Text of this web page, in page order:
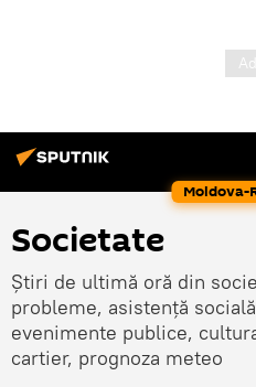
Moldova-
Societate
Știri de ultimă oră din
probleme, asistență
evenimente publice,
cartier, prognoza meteo